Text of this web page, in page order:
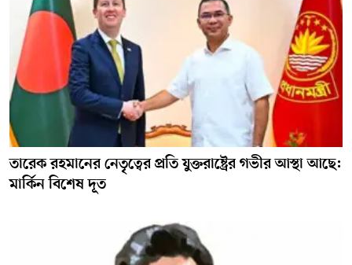
তারেক রহমানের নেতৃত্বের প্রতি যুক্তরাষ্ট্রের গভীর আস্থা আছে:
মার্কিন বিশেষ দূত